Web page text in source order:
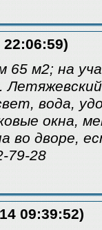
22:06:59)
65 м2; на
вода,
окна,
во дворе,
79-28
09:39:52)